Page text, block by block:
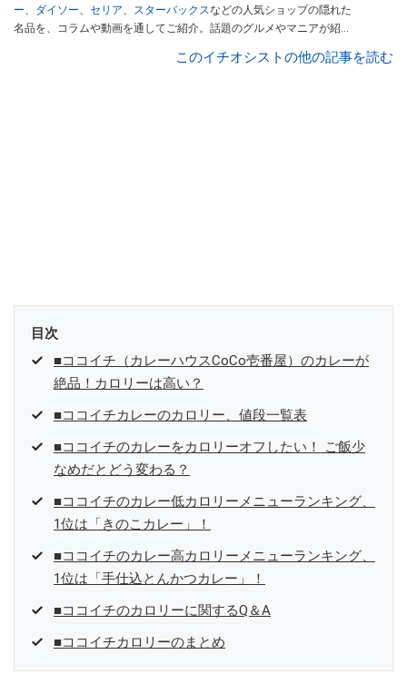
ー、 ダイソー、 セリア、 スターバックスなどの人気ショップの隠れた
名品を、コラムや動画を通してご紹介。話題のグルメやマニアが紹介
インフルエンサーが実際に使用してレビューしています。毎日トレン
このイチオシストの他の記事を読む
目次
■ココイチ（カレーハウスCoCo壱番屋）のカレーが
絶品！カロリーは高い？
■ココイチカレーのカロリー、値段一覧表
■ココイチのカレーをカロリーオフしたい！ ご飯少
なめだとどう変わる？
■ココイチのカレー低カロリーメニューランキング、
1位は「きのこカレー」！
■ココイチのカレー高カロリーメニューランキング、
1位は「手仕込とんかつカレー」！
■ココイチのカロリーに関するQ＆A
■ココイチカロリーのまとめ